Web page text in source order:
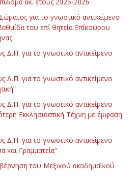
ακ. έτους 2025-2026
για το γνωστικό αντικείμενο
του επί θητεία Επίκουρου
για το γνωστικό αντικείμενο
για το γνωστικό αντικείμενο
για το γνωστικό αντικείμενο
Εκκλησιαστική Τέχνη με έμφαση
για το γνωστικό αντικείμενο
και Γραμματεία”
του Μεξικού ακαδημαϊκού